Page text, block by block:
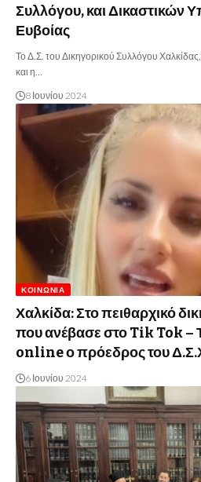
Συλλόγου, και Δικαστικών
Ευβοίας
Το Δ.Σ. του Δικηγορικού Συλλόγου
και η…
8 Ιουνίου 2024
ΚΟΙΝΩΝΊΑ
Χαλκίδα: Στο πειθαρχικό
που ανέβασε στο Tik Tok –
online ο πρόεδρος του
6 Ιουνίου 2024